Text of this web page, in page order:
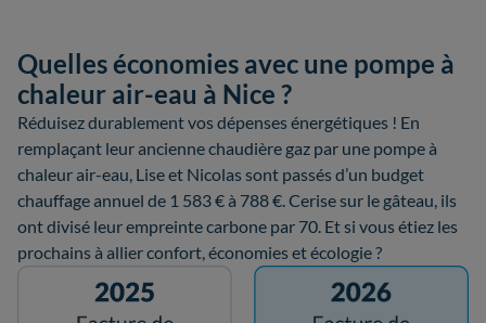
Quelles économies avec une pompe à
chaleur air-eau à Nice ?
Réduisez durablement vos dépenses énergétiques ! En
remplaçant leur ancienne chaudière gaz par une pompe à
chaleur air-eau, Lise et Nicolas sont passés d’un budget
chauffage annuel de 1 583 € à 788 €. Cerise sur le gâteau, ils
ont divisé leur empreinte carbone par 70. Et si vous étiez les
prochains à allier confort, économies et écologie ?